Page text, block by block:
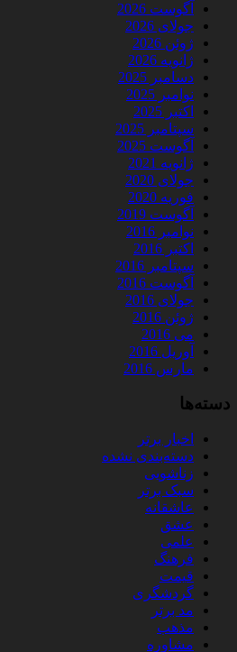
آگوست 2026
جولای 2026
ژوئن 2026
ژانویه 2026
دسامبر 2025
نوامبر 2025
اکتبر 2025
سپتامبر 2025
آگوست 2025
ژانویه 2021
جولای 2020
فوریه 2020
آگوست 2019
نوامبر 2016
اکتبر 2016
سپتامبر 2016
آگوست 2016
جولای 2016
ژوئن 2016
می 2016
آوریل 2016
مارس 2016
دسته‌ها
اخبار برتر
دسته‌بندی نشده
زناشویی
سبک برتر
عاشقانه
عشق
علمی
فرهنگ
قیمت
گردشگری
مد برتر
مذهب
مشاوره